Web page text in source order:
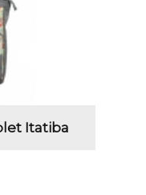
Itatiba